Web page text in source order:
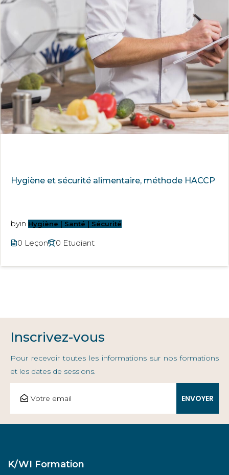
Hygiène et sécurité alimentaire, méthode HACCP
byin Hygiène | Santé | Sécurité
0 Leçon 0 Etudiant
Inscrivez-vous
Pour recevoir toutes les informations sur nos formations
et les dates de sessions.
K/WI Formation